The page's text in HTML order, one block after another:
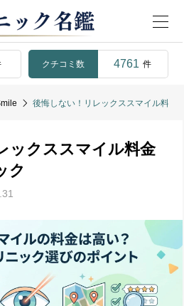
クチコミ数 4761 件
後悔しない！リレックススマイル料金
ックススマイル料金
ク